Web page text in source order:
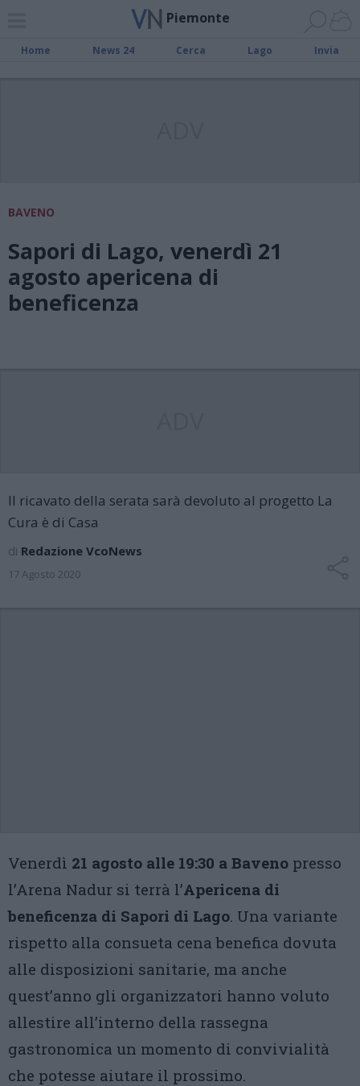
Piemonte
Home News 24 Cerca Lago Invia
BAVENO
Sapori di Lago, venerdì 21
agosto apericena di
beneficenza
Il ricavato della serata sarà devoluto al progetto La
Cura è di Casa
di Redazione VcoNews
17 Agosto 2020
Venerdì 21 agosto alle 19:30 a Baveno presso
l’Arena Nadur si terrà l’Apericena di
beneficenza di Sapori di Lago. Una variante
rispetto alla consueta cena benefica dovuta
alle disposizioni sanitarie, ma anche
quest’anno gli organizzatori hanno voluto
allestire all’interno della rassegna
gastronomica un momento di convivialità
che potesse aiutare il prossimo.